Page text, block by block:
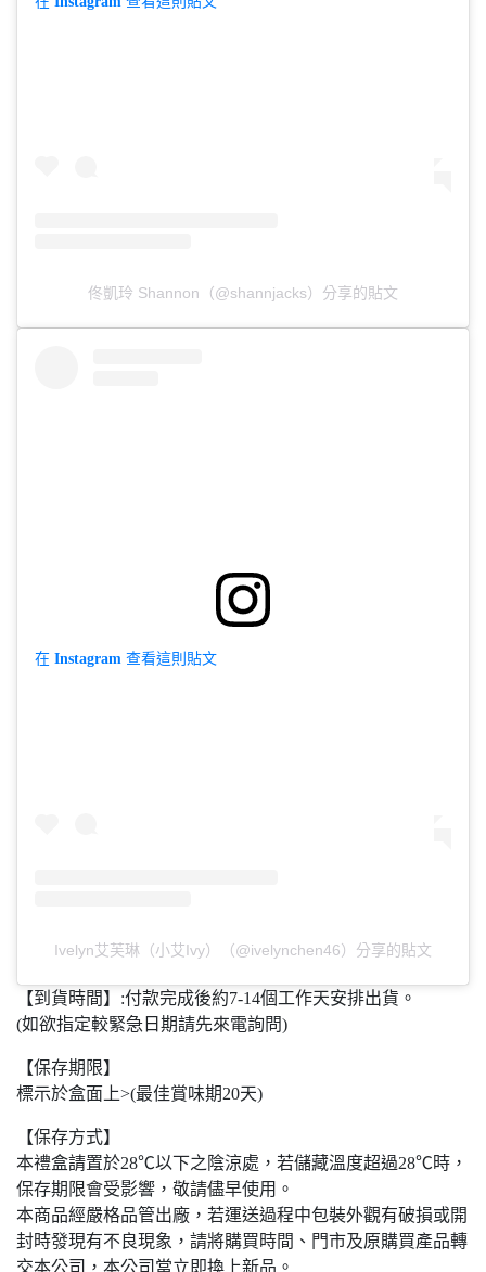
佟凱玲 Shannon（@shannjacks）分享的貼文
在 Instagram 查看這則貼文
Ivelyn艾芙琳（小艾Ivy）（@ivelynchen46）分享的貼文
【到貨時間】:付款完成後約7-14個工作天安排出貨。
(如欲指定較緊急日期請先來電詢問)
【保存期限】
標示於盒面上>(最佳賞味期20天)
【保存方式】
本禮盒請置於28℃以下之陰涼處，若儲藏溫度超過28℃時，
保存期限會受影響，敬請儘早使用。
本商品經嚴格品管出廠，若運送過程中包裝外觀有破損或開
封時發現有不良現象，請將購買時間、門市及原購買產品轉
交本公司，本公司當立即換上新品。